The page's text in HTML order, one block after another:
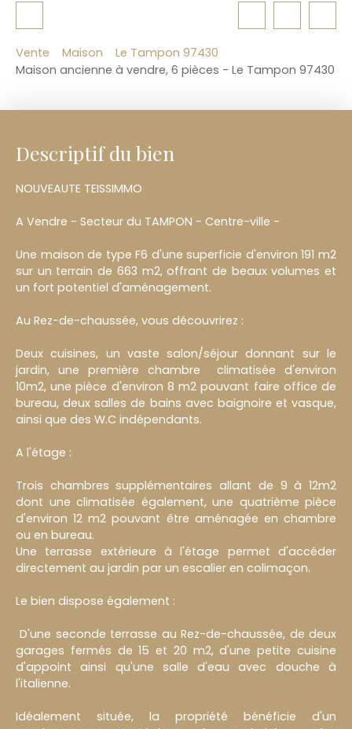
Vente Maison
Le Tampon 97430
Maison ancienne à vendre, 6 pièces - Le Tampon 97430
Descriptif du bien
NOUVEAUTE TEISSIMMO
A Vendre - Secteur du TAMPON - Centre-ville -
Une maison de type F6 d'une superficie d'environ 191 m2
sur un terrain de 663 m2, offrant de beaux volumes et
un fort potentiel d'aménagement.
Au Rez-de-chaussée, vous découvrirez :
Deux cuisines, un vaste salon/séjour donnant sur le
jardin, une première chambre climatisée d'environ
10m2, une pièce d'environ 8 m2 pouvant faire office de
bureau, deux salles de bains avec baignoire et vasque,
ainsi que des W.C indépendants.
A l'étage :
Trois chambres supplémentaires allant de 9 à 12m2
dont une climatisée également, une quatrième pièce
d'environ 12 m2 pouvant être aménagée en chambre
ou en bureau.
Une terrasse extérieure à l'étage permet d'accéder
directement au jardin par un escalier en colimaçon.
Le bien dispose également :
D'une seconde terrasse au Rez-de-chaussée, de deux
garages fermés de 15 et 20 m2, d'une petite cuisine
d'appoint ainsi qu'une salle d'eau avec douche à
l'italienne.
Idéalement située, la propriété bénéficie d'un